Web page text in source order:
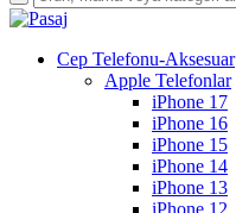
Cep Telefonu-Aksesuar
Apple Telefonlar
iPhone 17
iPhone 16
iPhone 15
iPhone 14
iPhone 13
iPhone 12